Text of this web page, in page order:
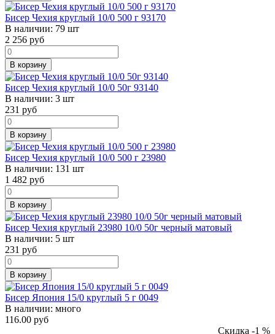
Бисер Чехия круглый 10/0 500 г 93170
В наличии: 79 шт
2 256 руб
В корзину
Бисер Чехия круглый 10/0 50г 93140
В наличии: 3 шт
231 руб
В корзину
Бисер Чехия круглый 10/0 500 г 23980
В наличии: 131 шт
1 482 руб
В корзину
Бисер Чехия круглый 23980 10/0 50г черный матовый
В наличии: 5 шт
231 руб
В корзину
Бисер Япония 15/0 круглый 5 г 0049
В наличии: много
116.00 руб
Скидка -1 %